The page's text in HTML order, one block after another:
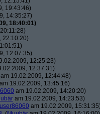
19:43:46)
14:35:27)
18:40:01)
22:10:20)
12:07:35)
12:25:23)
12:37:31)
am 19.02.2009, 12:44:48)
am 19.02.2009, 13:45:16)
am 19.02.2009, 14:20:20)
am 19.02.2009, 14:23:53)
user86060 am 19.02.2009,